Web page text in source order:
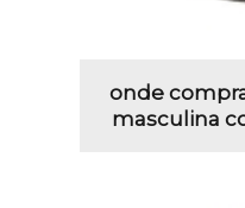
onde
masculina